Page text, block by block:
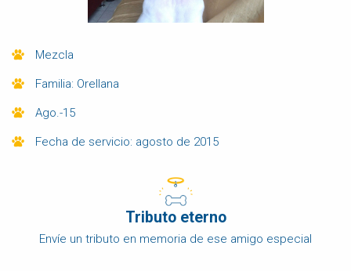
Mezcla
Familia: Orellana
ago.-15
Fecha de servicio: agosto de 2015
Tributo eterno
Envíe un tributo en memoria de ese amigo especial